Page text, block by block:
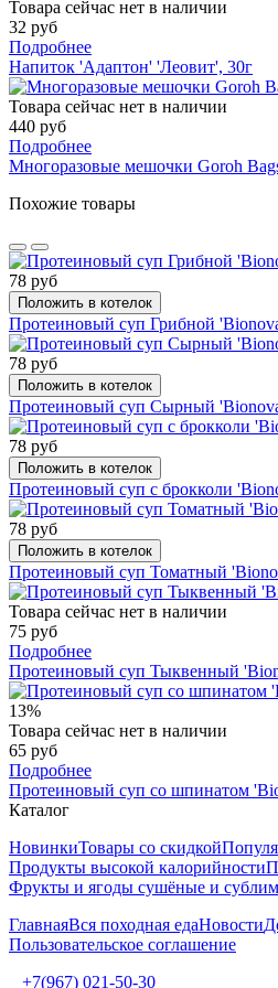
Товара сейчас нет в наличии
32 руб
Подробнее
Напиток 'Адаптон' 'Леовит', 30г
Товара сейчас нет в наличии
440 руб
Подробнее
Многоразовые мешочки Goroh
Похожие товары
78 руб
Положить в котелок
Протеиновый суп Грибной
78 руб
Положить в котелок
Протеиновый суп Сырный
78 руб
Положить в котелок
Протеиновый суп с брокколи
78 руб
Положить в котелок
Протеиновый суп Томатный
Товара сейчас нет в наличии
75 руб
Подробнее
Протеиновый суп Тыквенный
13%
Товара сейчас нет в наличии
65 руб
Подробнее
Протеиновый суп со шпинатом
Каталог
НовинкиТовары со скидкой
Продукты высокой калорийности
Фрукты и ягоды сушёные и
ГлавнаяВся походная едаНовости
Пользовательское соглашение
+7(967) 021-50-30